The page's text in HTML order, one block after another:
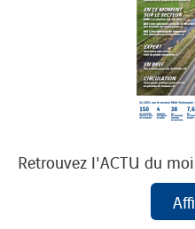
Retrouvez l'ACTU du